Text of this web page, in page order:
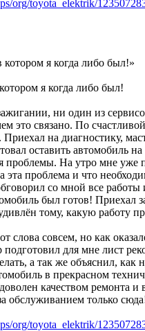
org/toyota_elektrik/
я когда либо был!»
я когда либо был!
ни один из
это связано. По
Приехал на диагностику,
оставить автомобиль
проблемы. На утро мне уже
эта проблема и что
со мной все работы
был готов! Приехал
тому, какую работу
слова совсем, но как
для мне лист
а так же объяснил, как
в прекрасном
качеством ремонта и
обслуживанием только
org/toyota_elektrik/